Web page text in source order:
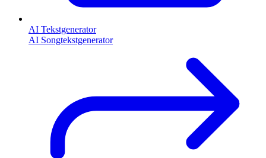
AI Tekstgenerator
AI Songtekstgenerator